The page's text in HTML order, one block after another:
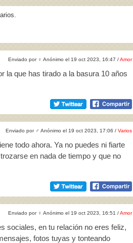
Enviado por ♀ Anónimo el 19 oct 2023, 16:47 /Amor
la que has tirado a la basura 10 años
Enviado por ♂ Anónimo el 19 oct 2023, 17:06 / Varios
todo ahora. Ya no puedes ni fiarte
en nada de tiempo y que no
Enviado por ♀ Anónimo el 19 oct 2023, 16:51 /Amor
sociales, en tu relación no eres feliz,
fotos tuyas y tonteando